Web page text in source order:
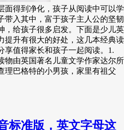
面得到净化，孩子从阅读中可以学
带入其中，富于孩子主人公的坚韧
，给孩子很多启发。下面是少儿英
提升有很大的好处，这几本经典读
享值得家长和孩子一起阅读。1.
物由英国著名儿童文学作家达尔所
理巴格特的小男孩，家里有祖父
标准版，英文字母这